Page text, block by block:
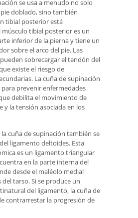
se usa a menudo no solo
doblado, sino también
tibial posterior está
músculo tibial posterior es un
inferior de la pierna y tiene un
sobre el arco del pie. Las
sobrecargar el tendón del
existe el riesgo de
La cuña de supinación
prevenir enfermedades
debilita el movimiento de
y la tensión asociada en los
la cuña de supinación también se
ligamento deltoides. Esta
es un ligamento triangular
en la parte interna del
desde el maléolo medial
del tarso. Si se produce un
del ligamento, la cuña de
contrarrestar la progresión de